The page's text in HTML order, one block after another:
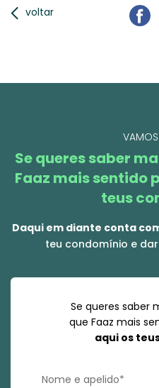
voltar
Se queres saber
Faaz mais sentido
teus
Daqui em diante conta
teu condomínio e
Se queres saber
que Faaz mais
aqui os